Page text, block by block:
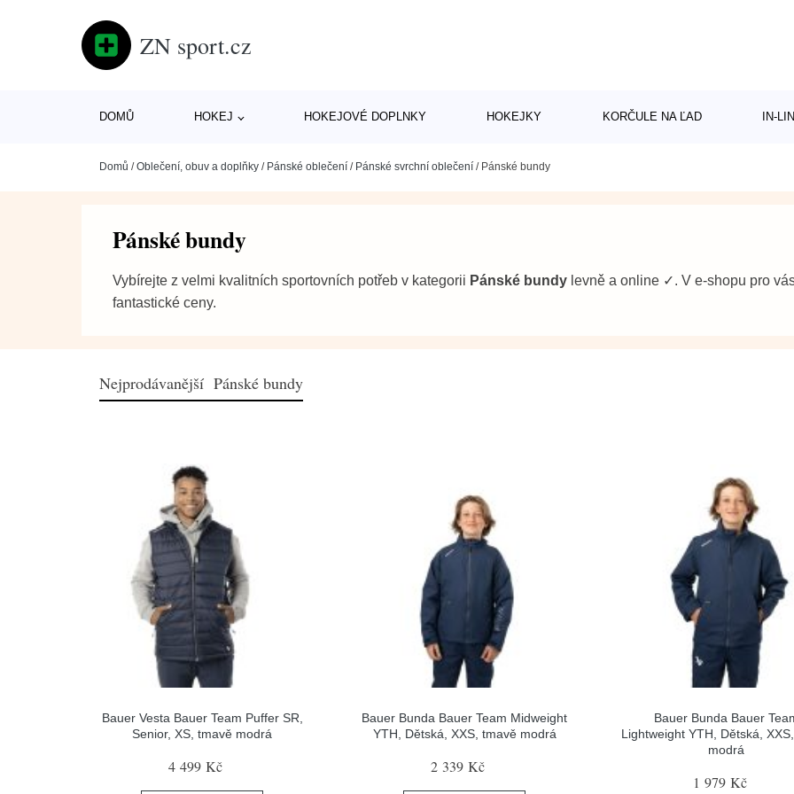
ZN sport.cz
DOMŮ HOKEJ HOKEJOVÉ DOPLNKY HOKEJKY KORČULE NA ĽAD IN-
Domů /Oblečení, obuv a doplňky / Pánské oblečení / Pánské svrchní oblečení / Pánské bundy
Pánské bundy
Vybírejte z velmi kvalitních sportovních potřeb v kategorii Pánské bundy levně a online ✓. V e-shopu pro
fantastické ceny.
Nejprodávanější Pánské bundy
Bauer Vesta Bauer Team Puffer SR,
Senior, XS, tmavě modrá
4 499 Kč
Bauer Bunda Bauer Team Midweight
YTH, Dětská, XXS, tmavě modrá
2 339 Kč
Bauer Bunda Bauer
Lightweight YTH, Dětská,
modrá
1 979 Kč